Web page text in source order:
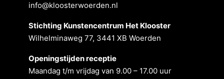
info@kloosterwoerden.nl
Stichting Kunstencentrum Het Klooster
Wilhelminaweg 77, 3441 XB Woerden
Openingstĳden receptie
Maandag t/m vrĳdag van 9.00 – 17.00 uur